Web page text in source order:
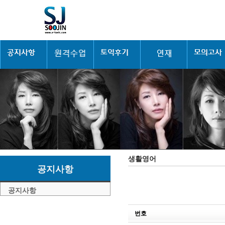
공지사항
공지사항
생활영어
번호